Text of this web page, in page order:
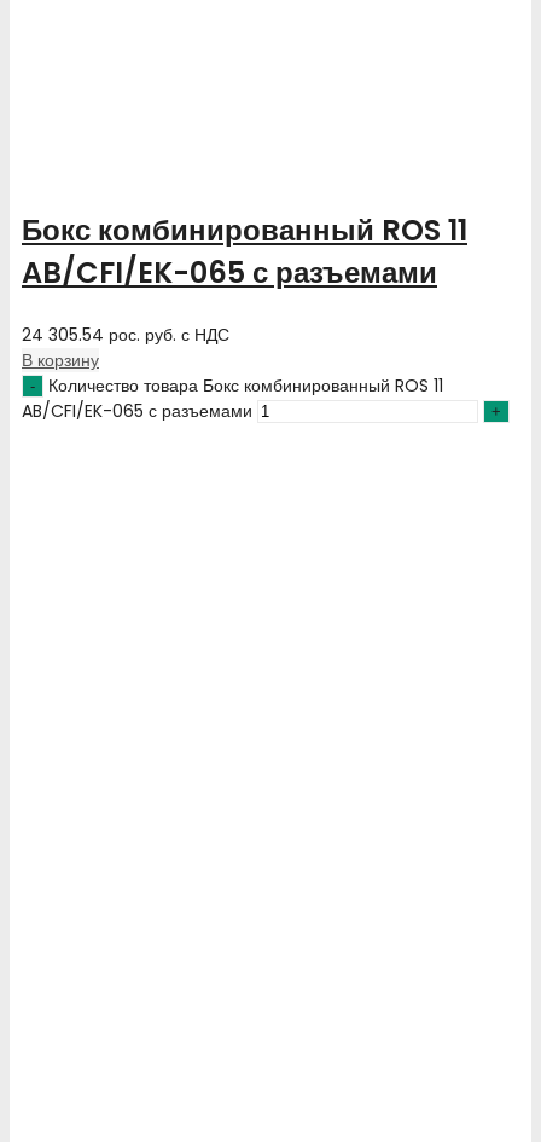
Бокс комбинированный ROS 11
AB/CFI/EK-065 с разъемами
24 305.54 рос. руб. с НДС
В корзину
Количество товара Бокс комбинированный ROS 11
AB/CFI/EK-065 с разъемами